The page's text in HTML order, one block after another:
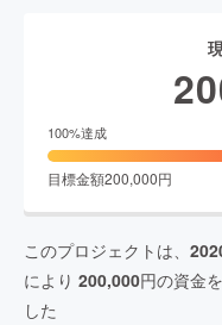
100%達成
目標金額200,000円
このプロジェクトは、
により 200,000円の資金
した